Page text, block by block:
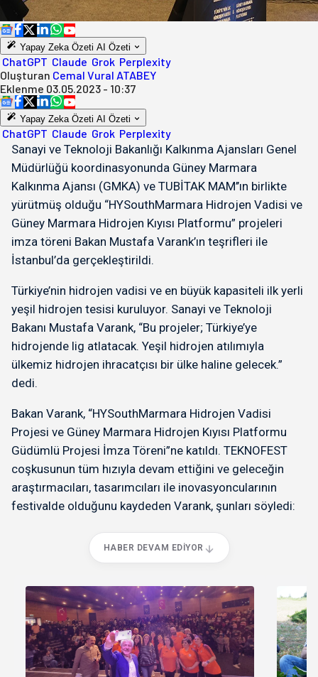
Yapay Zeka Özeti AI Özeti
ChatGPT Claude Grok Perplexity
Oluşturan Cemal Vural ATABEY
Eklenme 03.05.2023 - 10:37
Yapay Zeka Özeti AI Özeti
ChatGPT Claude Grok Perplexity
Sanayi ve Teknoloji Bakanlığı Kalkınma Ajansları Genel
Müdürlüğü koordinasyonunda Güney Marmara
Kalkınma Ajansı (GMKA) ve TUBİTAK MAM’’ın birlikte
yürütmüş olduğu “HYSouthMarmara Hidrojen Vadisi ve
Güney Marmara Hidrojen Kıyısı Platformu” projeleri
imza töreni Bakan Mustafa Varank’ın teşrifleri ile
İstanbul’da gerçekleştirildi.
Türkiye’nin hidrojen vadisi ve en büyük kapasiteli ilk yerli
yeşil hidrojen tesisi kuruluyor. Sanayi ve Teknoloji
Bakanı Mustafa Varank, “Bu projeler; Türkiye’ye
hidrojende lig atlatacak. Yeşil hidrojen atılımıyla
ülkemiz hidrojen ihracatçısı bir ülke haline gelecek.”
dedi.
Bakan Varank, “HYSouthMarmara Hidrojen Vadisi
Projesi ve Güney Marmara Hidrojen Kıyısı Platformu
Güdümlü Projesi İmza Töreni”ne katıldı. TEKNOFEST
coşkusunun tüm hızıyla devam ettiğini ve geleceğin
araştırmacıları, tasarımcıları ile inovasyoncularının
festivalde olduğunu kaydeden Varank, şunları söyledi:
HABER DEVAM EDIYOR